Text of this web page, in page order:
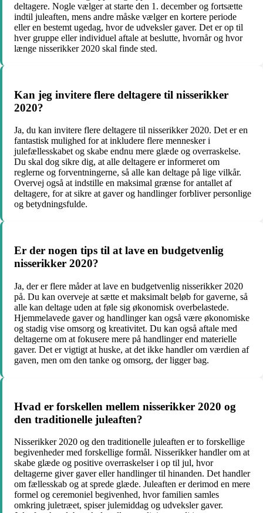
deltagere. Nogle vælger at starte den 1. december og fortsætte
indtil juleaften, mens andre måske vælger en kortere periode
eller en bestemt ugedag, hvor de udveksler gaver. Det er op til
hver gruppe eller individuel aftale at beslutte, hvornår og hvor
længe nisserikker 2020 skal finde sted.
Kan jeg invitere flere deltagere til nisserikker
2020?
Ja, du kan invitere flere deltagere til nisserikker 2020. Det er en
fantastisk mulighed for at inkludere flere mennesker i
julefællesskabet og skabe endnu mere glæde og overraskelse.
Du skal dog sikre dig, at alle deltagere er informeret om
reglerne og forventningerne, så alle kan deltage på lige vilkår.
Overvej også at indstille en maksimal grænse for antallet af
deltagere, for at sikre at gaver og handlinger forbliver personlige
og betydningsfulde.
Er der nogen tips til at lave en budgetvenlig
nisserikker 2020?
Ja, der er flere måder at lave en budgetvenlig nisserikker 2020
på. Du kan overveje at sætte et maksimalt beløb for gaverne, så
alle kan deltage uden at føle sig økonomisk overbelastede.
Hjemmelavede gaver og handlinger kan også være økonomiske
og stadig vise omsorg og kreativitet. Du kan også aftale med
deltagerne om at fokusere mere på handlinger end materielle
gaver. Det er vigtigt at huske, at det ikke handler om værdien af
gaven, men om den tanke og omsorg, der ligger bag.
Hvad er forskellen mellem nisserikker 2020 og
den traditionelle juleaften?
Nisserikker 2020 og den traditionelle juleaften er to forskellige
begivenheder med forskellige formål. Nisserikker handler om at
skabe glæde og positive overraskelser i op til jul, hvor
deltagerne giver gaver eller handlinger til hinanden. Det handler
om fællesskab og at sprede glæde. Juleaften er derimod en mere
formel og ceremoniel begivenhed, hvor familien samles
omkring juletræet, spiser julemiddag og udveksler gaver.